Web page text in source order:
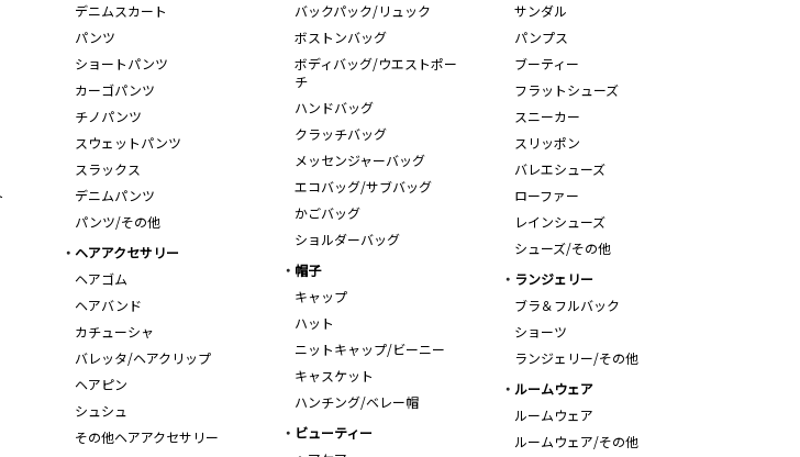
デニムスカート
パンツ
ショートパンツ
カーゴパンツ
チノパンツ
スウェットパンツ
スラックス
デニムパンツ
パンツ/その他
バックパック/リュック
ボストンバッグ
ボディバッグ/ウエストポー
チ
ハンドバッグ
クラッチバッグ
メッセンジャーバッグ
エコバッグ/サブバッグ
かごバッグ
ショルダーバッグ
サンダル
パンプス
ブーティー
フラットシューズ
スニーカー
スリッポン
バレエシューズ
ローファー
レインシューズ
シューズ/その他
ヘアアクセサリー
ヘアゴム
ヘアバンド
カチューシャ
バレッタ/ヘアクリップ
ヘアピン
シュシュ
その他ヘアアクセサリー
帽子
キャップ
ハット
ニットキャップ/ビーニー
キャスケット
ハンチング/ベレー帽
ランジェリー
ブラ＆フルバック
ショーツ
ランジェリー/その他
ルームウェア
ルームウェア
ルームウェア/その他
ビューティー